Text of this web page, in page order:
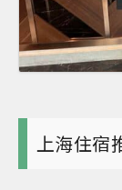
上海住宿